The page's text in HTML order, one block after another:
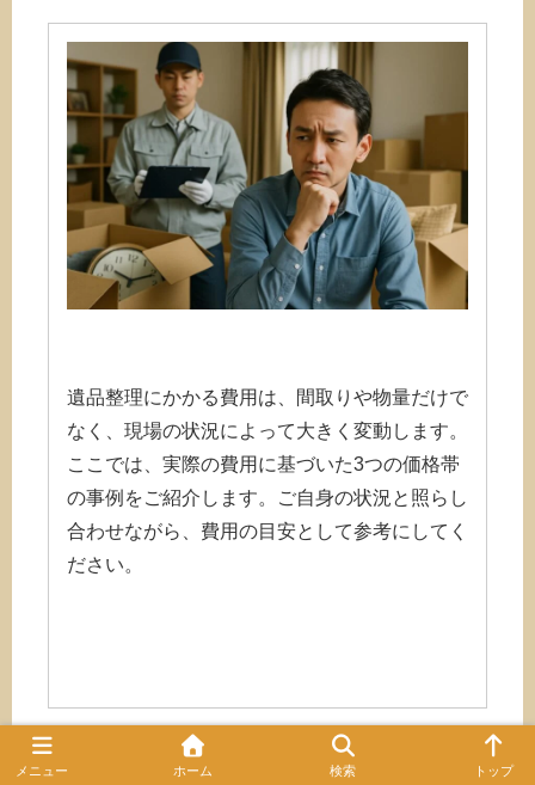
遺品整理にかかる費用は、間取りや物量だけで
なく、現場の状況によって大きく変動します。
ここでは、実際の費用に基づいた3つの価格帯
の事例をご紹介します。ご自身の状況と照らし
合わせながら、費用の目安として参考にしてく
ださい。
ケース1.【10万円以下の事例】買取品の
メニュー ホーム 検索 トップ